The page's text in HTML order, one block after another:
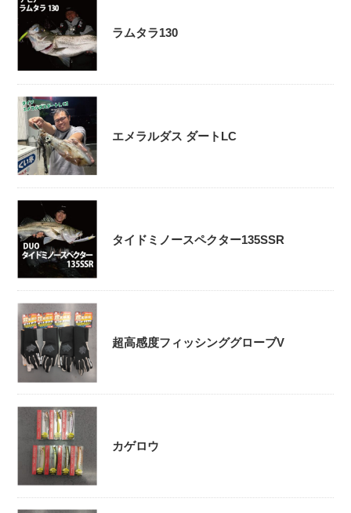
ラムタラ130
エメラルダス ダートLC
タイドミノースペクター135SSR
超高感度フィッシンググローブV
カゲロウ